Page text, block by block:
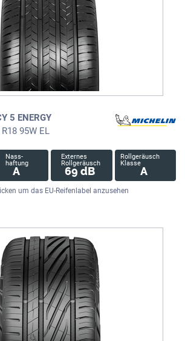
5 ENERGY
95W EL
Nass-
haftung
A
Externes
Rollgeräusch
69 dB
Rollgeräusch
Klasse
A
um das EU-Reifenlabel anzusehen